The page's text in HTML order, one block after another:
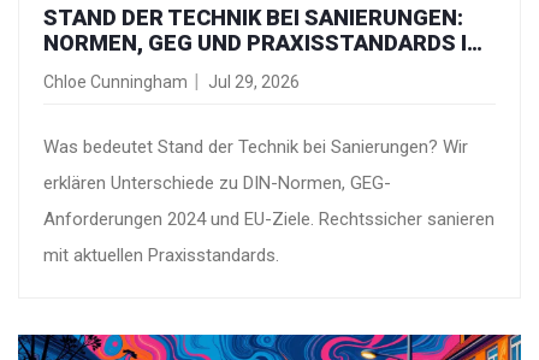
STAND DER TECHNIK BEI SANIERUNGEN:
NORMEN, GEG UND PRAXISSTANDARDS IM
ÜBERBLICK
Chloe Cunningham Jul 29, 2026
Was bedeutet Stand der Technik bei Sanierungen? Wir
erklären Unterschiede zu DIN-Normen, GEG-
Anforderungen 2024 und EU-Ziele. Rechtssicher sanieren
mit aktuellen Praxisstandards.